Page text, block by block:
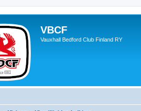
VBCF
Vauxhall Bedford Club Finland RY